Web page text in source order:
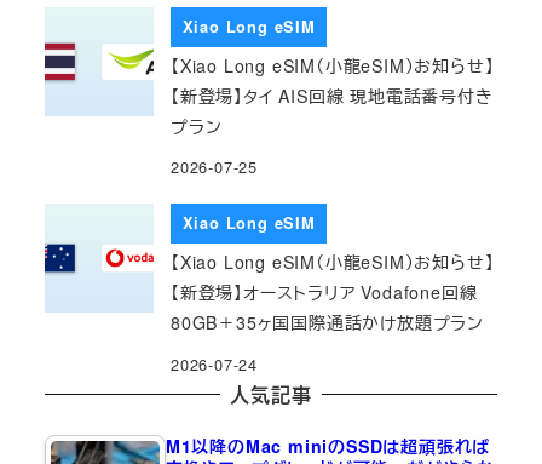
Xiao Long eSIM
【Xiao Long eSIM（小龍eSIM）お知らせ】
【新登場】タイ AIS回線 現地電話番号付き
プラン
2026-07-25
Xiao Long eSIM
【Xiao Long eSIM（小龍eSIM）お知らせ】
【新登場】オーストラリア Vodafone回線
80GB＋35ヶ国国際通話かけ放題プラン
2026-07-24
人気記事
M1以降のMac miniのSSDは超頑張れば